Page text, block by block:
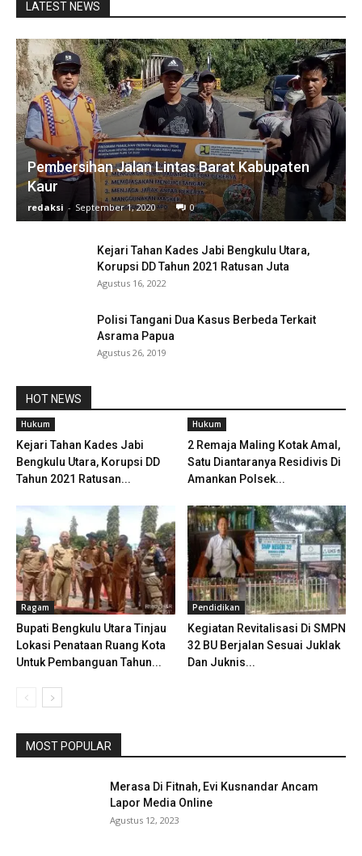
LATEST NEWS
Pembersihan Jalan Lintas Barat Kabupaten
Kaur
redaksi - September 1, 2020 0
Kejari Tahan Kades Jabi Bengkulu Utara,
Korupsi DD Tahun 2021 Ratusan Juta
Agustus 16, 2022
Polisi Tangani Dua Kasus Berbeda Terkait
Asrama Papua
Agustus 26, 2019
HOT NEWS
Hukum
Kejari Tahan Kades Jabi
Bengkulu Utara, Korupsi DD
Tahun 2021 Ratusan...
Hukum
2 Remaja Maling Kotak Amal,
Satu Diantaranya Residivis Di
Amankan Polsek...
Ragam
Bupati Bengkulu Utara Tinjau
Lokasi Penataan Ruang Kota
Untuk Pembanguan Tahun...
Pendidikan
Kegiatan Revitalisasi Di SMPN
32 BU Berjalan Sesuai Juklak
Dan Juknis...
MOST POPULAR
Merasa Di Fitnah, Evi Kusnandar Ancam
Lapor Media Online
Agustus 12, 2023